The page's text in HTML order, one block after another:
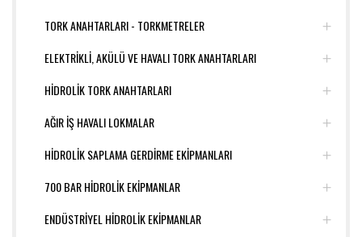
TORK ANAHTARLARI - TORKMETRELER
ELEKTRİKLİ, AKÜLÜ VE HAVALI TORK ANAHTARLARI
HİDROLİK TORK ANAHTARLARI
AĞIR İŞ HAVALI LOKMALAR
HİDROLİK SAPLAMA GERDİRME EKİPMANLARI
700 BAR HİDROLİK EKİPMANLAR
ENDÜSTRİYEL HİDROLİK EKİPMANLAR